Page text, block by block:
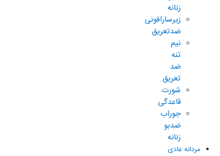
زنانه
زیرسارافونی
ضدتعریق
نیم
تنه
ضد
تعریق
شورت
قاعدگی
جوراب
ضدبو
زنانه
مردانه عادی